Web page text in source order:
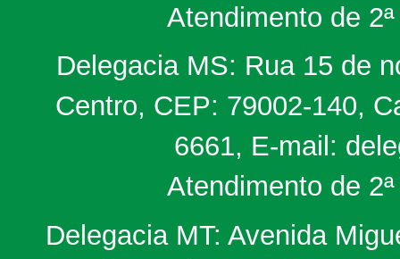
Atendimento de
Delegacia MS: Rua 15 de
Centro, CEP: 79002-140,
6661, E-mail:
Atendimento de
Delegacia MT: Avenida